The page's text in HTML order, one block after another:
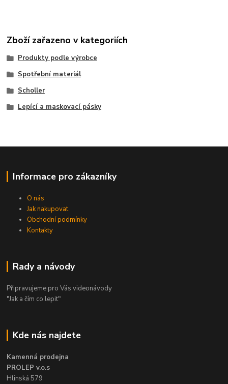
Zboží zařazeno v kategoriích
Produkty podle výrobce
Spotřební materiál
Scholler
Lepící a maskovací pásky
Informace pro zákazníky
O nás
Jak nakupovat
Obchodní podmínky
Kontakty
Rady a návody
Připravujeme pro Vás videonávody
"Jak a čím co lepit"
Kde nás najdete
Kamenná prodejna
PROLEP v.o.s
Hlinská 579